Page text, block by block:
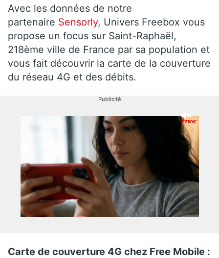
Avec les données de notre
partenaire Sensorly, Univers Freebox vous
propose un focus sur Saint-Raphaël,
218ème ville de France par sa population et
vous fait découvrir la carte de la couverture
du réseau 4G et des débits.
Publicité
Carte de couverture 4G chez Free Mobile :